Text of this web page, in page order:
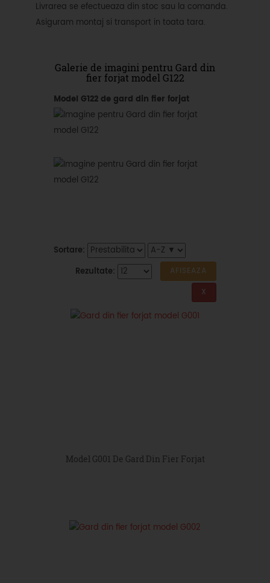
Livrarea se efectueaza din stoc sau la comanda.
Asiguram montaj si transport in toata tara.
Galerie de imagini pentru Gard din
fier forjat model G122
Model G122 de gard din fier forjat
Sortare:
Rezultate:
Model G001 De Gard Din Fier Forjat